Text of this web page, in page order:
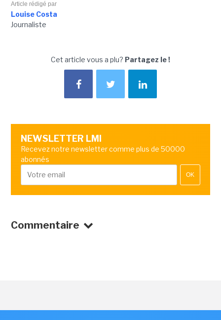
Article rédigé par
Louise Costa
Journaliste
Cet article vous a plu? Partagez le !
NEWSLETTER LMI
Recevez notre newsletter comme plus de 50000
abonnés
OK
Commentaire